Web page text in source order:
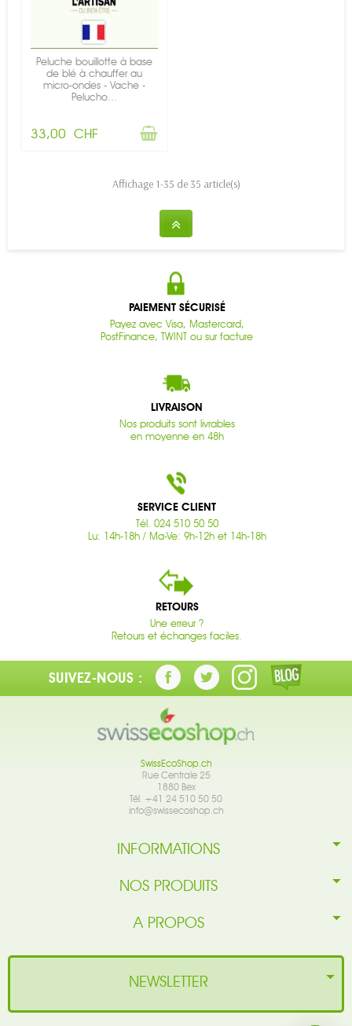
Peluche bouillotte à base
de blé à chauffer au
micro-ondes - Vache -
Pelucho...
33,00 CHF
Affichage 1-35 de 35 article(s)
PAIEMENT SÉCURISÉ
Payez avec Visa, Mastercard,
PostFinance, TWINT ou sur facture
LIVRAISON
Nos produits sont livrables
en moyenne en 48h
SERVICE CLIENT
Tél. 024 510 50 50
Lu: 14h-18h / Ma-Ve: 9h-12h et 14h-18h
RETOURS
Une erreur ?
Retours et échanges faciles.
SUIVEZ-NOUS :
SwissEcoShop.ch
Rue Centrale 25
1880 Bex
Tél. +41 24 510 50 50
info@swissecoshop.ch
INFORMATIONS
NOS PRODUITS
A PROPOS
NEWSLETTER